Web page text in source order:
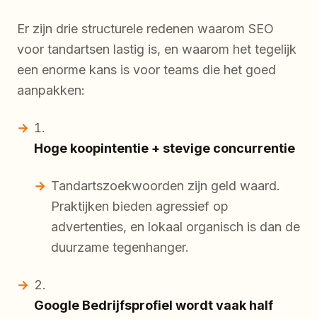
Er zijn drie structurele redenen waarom SEO
voor tandartsen lastig is, en waarom het tegelijk
een enorme kans is voor teams die het goed
aanpakken:
Hoge koopintentie + stevige concurrentie
Tandartszoekwoorden zijn geld waard.
Praktijken bieden agressief op
advertenties, en lokaal organisch is dan de
duurzame tegenhanger.
Google Bedrijfsprofiel wordt vaak half